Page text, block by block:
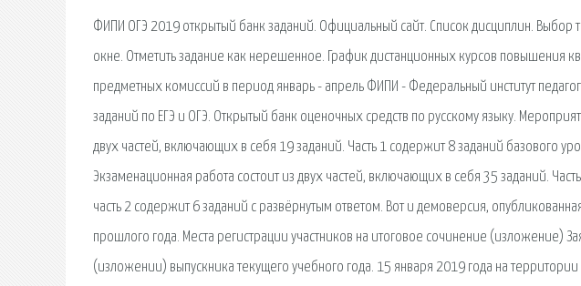
ФИПИ ОГЭ 2019 открытый банк заданий. Официальный сайт. Список дисциплин. Выбор
окне. Отметить задание как нерешенное. График дистанционных курсов повышения
предметных комиссий в период январь - апрель ФИПИ - Федеральный институт
заданий по ЕГЭ и ОГЭ. Открытый банк оценочных средств по русскому языку.
двух частей, включающих в себя 19 заданий. Часть 1 содержит 8 заданий базового
Экзаменационная работа состоит из двух частей, включающих в себя 35 заданий.
часть 2 содержит 6 заданий с развёрнутым ответом. Вот и демоверсия,
прошлого года. Места регистрации участников на итоговое сочинение (изложение)
(изложении) выпускника текущего учебного года. 15 января 2019 года на